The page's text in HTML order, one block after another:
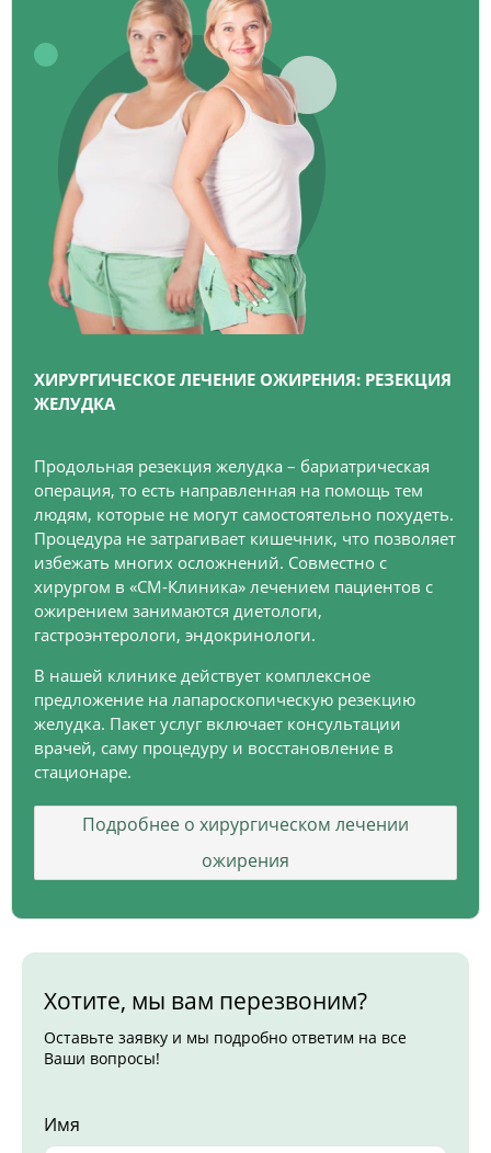
ХИРУРГИЧЕСКОЕ ЛЕЧЕНИЕ ОЖИРЕНИЯ: РЕЗЕКЦИЯ
ЖЕЛУДКА
Продольная резекция желудка – бариатрическая
операция, то есть направленная на помощь тем
людям, которые не могут самостоятельно похудеть.
Процедура не затрагивает кишечник, что позволяет
избежать многих осложнений. Совместно с
хирургом в «СМ-Клиника» лечением пациентов с
ожирением занимаются диетологи,
гастроэнтерологи, эндокринологи.
В нашей клинике действует комплексное
предложение на лапароскопическую резекцию
желудка. Пакет услуг включает консультации
врачей, саму процедуру и восстановление в
стационаре.
Подробнее о хирургическом лечении
ожирения
Хотите, мы вам перезвоним?
Оставьте заявку и мы подробно ответим на все
Ваши вопросы!
Имя